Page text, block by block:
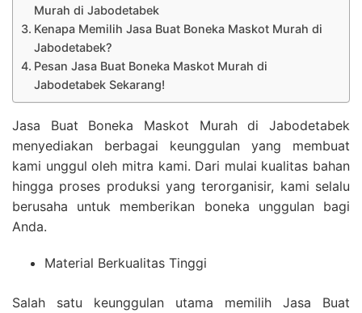
Murah di Jabodetabek
Kenapa Memilih Jasa Buat Boneka Maskot Murah di
Jabodetabek?
Pesan Jasa Buat Boneka Maskot Murah di
Jabodetabek Sekarang!
Jasa Buat Boneka Maskot Murah di Jabodetabek
menyediakan berbagai keunggulan yang membuat
kami unggul oleh mitra kami. Dari mulai kualitas bahan
hingga proses produksi yang terorganisir, kami selalu
berusaha untuk memberikan boneka unggulan bagi
Anda.
Material Berkualitas Tinggi
Salah satu keunggulan utama memilih Jasa Buat